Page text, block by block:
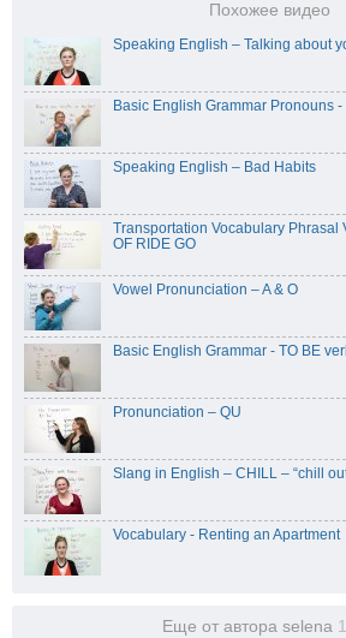
Похожее видео
Speaking English – Talking about
Basic English Grammar Pronouns
Speaking English – Bad Habits
Transportation Vocabulary Phrasal
OF RIDE GO
Vowel Pronunciation – A & O
Basic English Grammar - TO BE
Pronunciation – QU
Slang in English – CHILL – “chill
Vocabulary - Renting an Apartment
Еще от автора selena